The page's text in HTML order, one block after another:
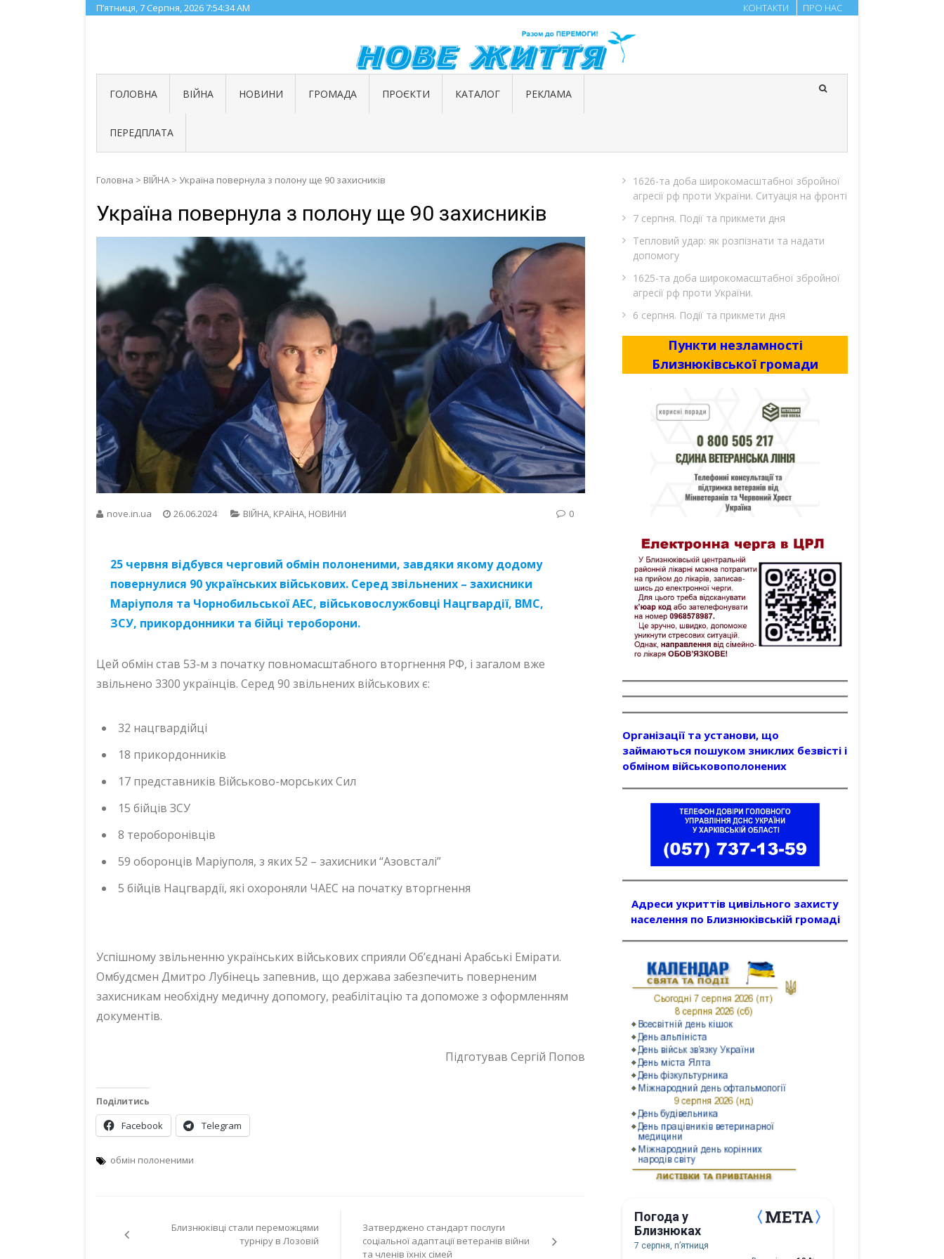
Skip
to
П’ятниця, 7 Серпня, 20267:54:35 AM КОНТАКТИ ПРО НАС
ГОЛОВНА ВІЙНА НОВИНИ ГРОМАДА ПРОЄКТИ КАТАЛОГ РЕКЛАМА
ПЕРЕДПЛАТА
Головна > ВІЙНА > Україна повернула з полону ще 90 захисників
Україна повернула з полону ще 90 захисників
nove.in.ua 26.06.2024 ВІЙНА, КРАЇНА, НОВИНИ 0
25 червня відбувся черговий обмін полоненими, завдяки якому додому
повернулися 90 українських військових. Серед звільнених – захисники
Маріуполя та Чорнобильської АЕС, військовослужбовці Нацгвардії, ВМС,
ЗСУ, прикордонники та бійці тероборони.
Цей обмін став 53-м з початку повномасштабного вторгнення РФ, і загалом вже
звільнено 3300 українців. Серед 90 звільнених військових є:
32 нацгвардійці
18 прикордонників
17 представників Військово-морських Сил
15 бійців ЗСУ
8 тероборонівців
59 оборонців Маріуполя, з яких 52 – захисники “Азовсталі”
5 бійців Нацгвардії, які охороняли ЧАЕС на початку вторгнення
Успішному звільненню українських військових сприяли Об’єднані Арабські Емірати.
Омбудсмен Дмитро Лубінець запевнив, що держава забезпечить поверненим
захисникам необхідну медичну допомогу, реабілітацію та допоможе з оформленням
документів.
Підготував Сергій Попов
Поділитись
Facebook Telegram
обмін полоненими
записівБлизнюківці стали переможцями
турніру в Лозовій
Затверджено стандарт послуги
соціальної адаптації ветеранів війни
та членів їхніх сімей
1626-та доба широкомасштабної збройної
агресії рф проти України. Ситуація на фронті
7 серпня. Події та прикмети дня
Тепловий удар: як розпізнати та надати
допомогу
1625-та доба широкомасштабної збройної
агресії рф проти України.
6 серпня. Події та прикмети дня
Пункти незламності
Близнюківської громади
Організації та установи, що
займаються пошуком зниклих безвісті і
обміном військовополонених
Адреси укриттів цивільного захисту
населення по Близнюківській громаді
Погода у
Близнюках
7 серпня, пʼятниця